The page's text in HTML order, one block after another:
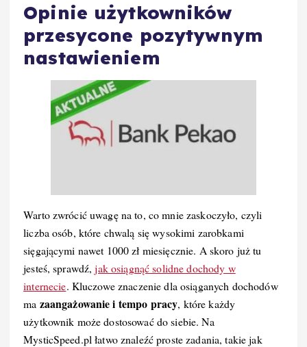
Opinie użytkowników
przesycone pozytywnym
nastawieniem
Warto zwrócić uwagę na to, co mnie zaskoczyło, czyli
liczba osób, które chwalą się wysokimi zarobkami
sięgającymi nawet 1000 zł miesięcznie. A skoro już tu
jesteś, sprawdź,jak osiągnąć solidne dochody w
internecie. Kluczowe znaczenie dla osiąganych dochodów
ma zaangażowanie i tempo pracy, które każdy
użytkownik może dostosować do siebie. Na
MysticSpeed.pl łatwo znaleźć proste zadania, takie jak